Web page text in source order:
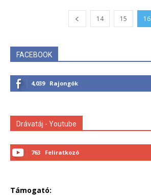
14 15 16
FACEBOOK
4,039 Rajongók
Drávatáj - Youtube
763 Feliratkozó
Támogató: